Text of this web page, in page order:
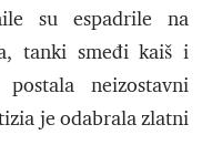
su espadrile na
tanki smeđi kaiš i
neizostavni
je odabrala zlatni